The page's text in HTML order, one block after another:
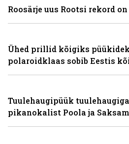
Roosärje uus Rootsi rekord
Ühed prillid kõigiks
polaroidklaas sobib Eestis
Tuulehaugipüük
pikanokalist Poola ja